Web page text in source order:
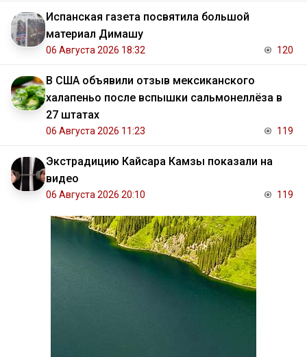
Испанская газета посвятила большой
материал Димашу
06 Августа 2026 18:32 120
В США объявили отзыв мексиканского
халапеньо после вспышки сальмонеллёза в
27 штатах
06 Августа 2026 11:23 119
Экстрадицию Кайсара Камзы показали на
видео
06 Августа 2026 20:10 119